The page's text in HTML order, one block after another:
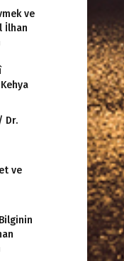
ve
İlhan
Dr.
ve